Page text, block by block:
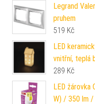
Legrand
pruhem
519 Kč
LED
vnitřní, teplá
289 Kč
LED žárovka
W) / 350 lm